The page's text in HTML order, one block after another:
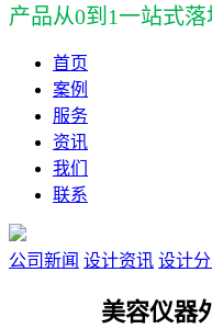
产品从0到1一站式
首页
案例
服务
资讯
我们
联系
公司新闻 设计资讯 设计
美容仪器